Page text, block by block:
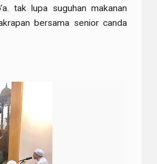
tak lupa suguhan makanan
bersama senior canda